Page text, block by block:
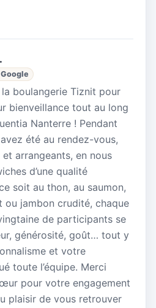
Google
boulangerie Tiznit pour
bienveillance tout au long
Nanterre ! Pendant
été au rendez-vous,
arrangeants, en nous
d’une qualité
soit au thon, au saumon,
ou jambon crudité, chaque
de participants se
générosité, goût… tout y
et votre
toute l’équipe. Merci
pour votre engagement
plaisir de vous retrouver